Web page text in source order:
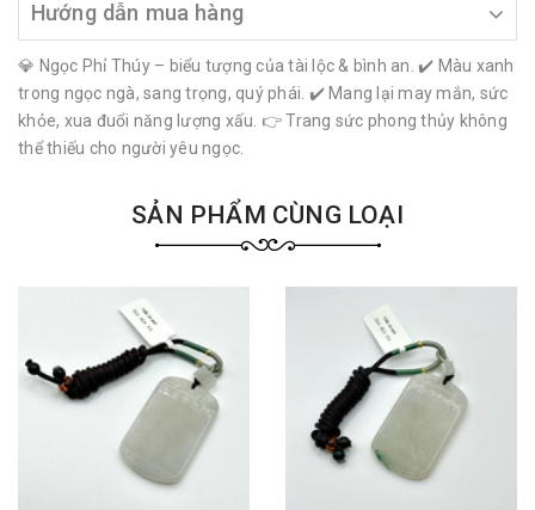
Hướng dẫn mua hàng
💎 Ngọc Phỉ Thúy – biểu tượng của tài lộc & bình an. ✔️ Màu xanh
trong ngọc ngà, sang trọng, quý phái. ✔️ Mang lại may mắn, sức
khỏe, xua đuổi năng lượng xấu. 👉 Trang sức phong thủy không
thể thiếu cho người yêu ngọc.
SẢN PHẨM CÙNG LOẠI